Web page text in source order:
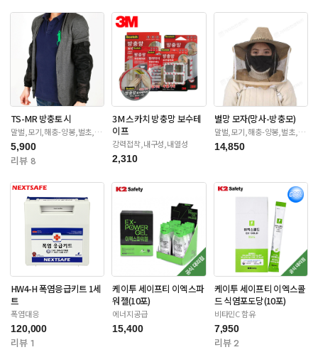
TS-MR 방충토시
말벌,모기,해충-양봉,벌초,제
초
5,900
리뷰 8
3M 스카치 방충망 보수테
이프
강력접착,내구성,내열성
2,310
벌망 모자(망사-방충모)
말벌,모기,해충-양봉,벌초,제
초
14,850
HW4-H 폭염응급키트 1세
트
폭염대응
120,000
리뷰 1
케이투 세이프티 이엑스파
워젤(10포)
에너지공급
15,400
케이투 세이프티 이엑스콜
드 식염포도당(10포)
비타민C 함유
7,950
리뷰 2